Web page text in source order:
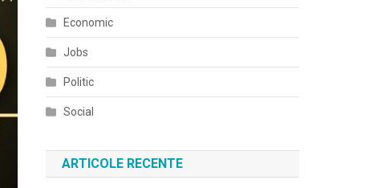
Economic
Jobs
Politic
Social
ARTICOLE RECENTE